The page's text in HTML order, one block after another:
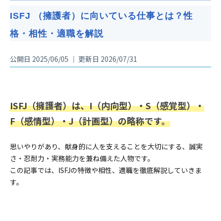
ISFJ （擁護者）に向いている仕事とは？性
格・相性・適職を解説
公開日 2025/06/05 ｜ 更新日 2026/07/31
ISFJ（擁護者）は、I（内向型）・S（感覚型）・
F（感情型）・J（計画型）の略称です。
思いやりがあり、献身的に人を支えることを大切にする、誠実
さ・忍耐力・実務能力を兼ね備えた人物です。
この記事では、ISFJの特徴や相性、適職を徹底解説していきま
す。